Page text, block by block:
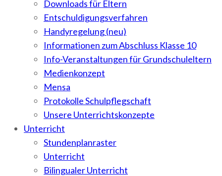
Downloads für Eltern
Entschuldigungsverfahren
Handyregelung (neu)
Informationen zum Abschluss Klasse 10
Info-Veranstaltungen für Grundschuleltern
Medienkonzept
Mensa
Protokolle Schulpflegschaft
Unsere Unterrichtskonzepte
Unterricht
Stundenplanraster
Unterricht
Bilingualer Unterricht